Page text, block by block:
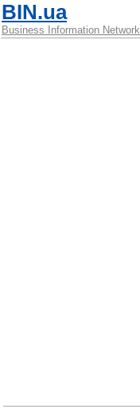
BIN.ua
Business Information Network